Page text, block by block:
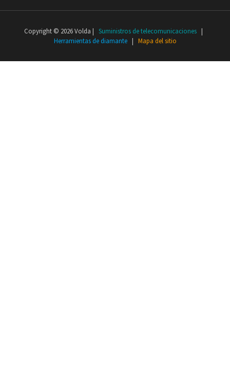
Copyright © 2026 Volda | Suministros de telecomunicaciones |
Herramientas de diamante| Mapa del sitio